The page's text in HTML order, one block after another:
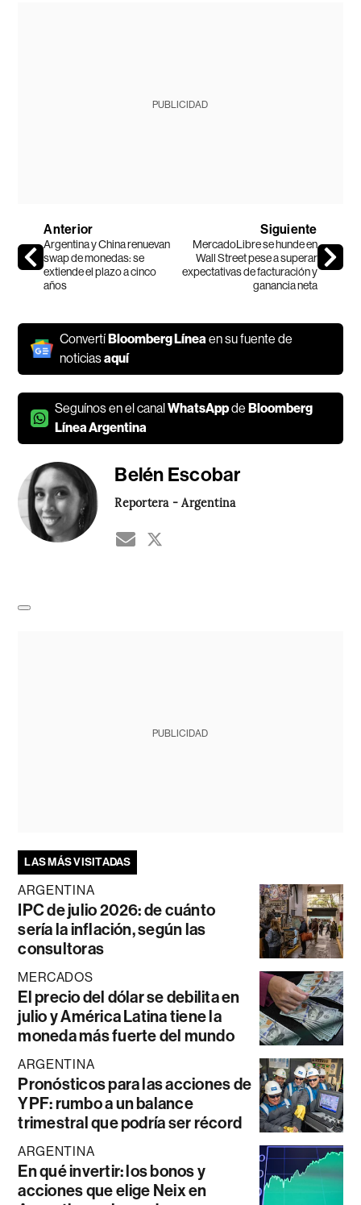
PUBLICIDAD
Anterior
Argentina y China renuevan
swap de monedas: se
extiende el plazo a cinco
años
Siguiente
MercadoLibre se hunde en
Wall Street pese a superar
expectativas de facturación y
ganancia neta
ConvertíBloomberg Línea en su fuente de
noticiasaquí
Seguínos en el canalWhatsAppdeBloomberg
Línea Argentina
Belén Escobar
Reportera - Argentina
PUBLICIDAD
LAS MÁS VISITADAS
ARGENTINA
IPC de julio 2026: de cuánto
sería la inflación, según las
consultoras
MERCADOS
El precio del dólar se debilita en
julio y América Latina tiene la
moneda más fuerte del mundo
ARGENTINA
Pronósticos para las acciones de
YPF: rumbo a un balance
trimestral que podría ser récord
ARGENTINA
En qué invertir: los bonos y
acciones que elige Neix en